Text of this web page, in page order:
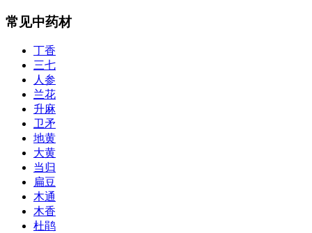
常见中药材
丁香
三七
人参
兰花
升麻
卫矛
地黄
大黄
当归
扁豆
木通
木香
杜鹃